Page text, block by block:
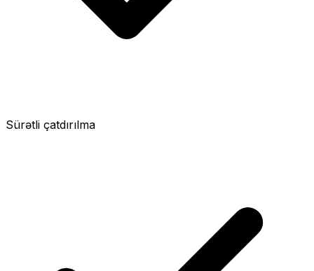
Sürətli çatdırılma